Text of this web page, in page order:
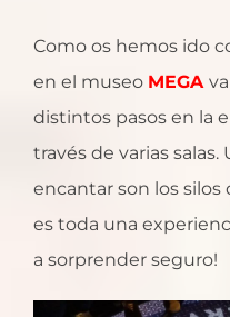
Como os hemos ido
en el museo MEGA
distintos pasos en la
través de varias salas.
encantar son los silos
es toda una
a sorprender seguro!